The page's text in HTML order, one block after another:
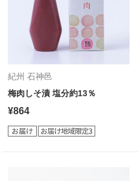
紀州 石神邑
梅肉しそ漬 塩分約13％
¥864